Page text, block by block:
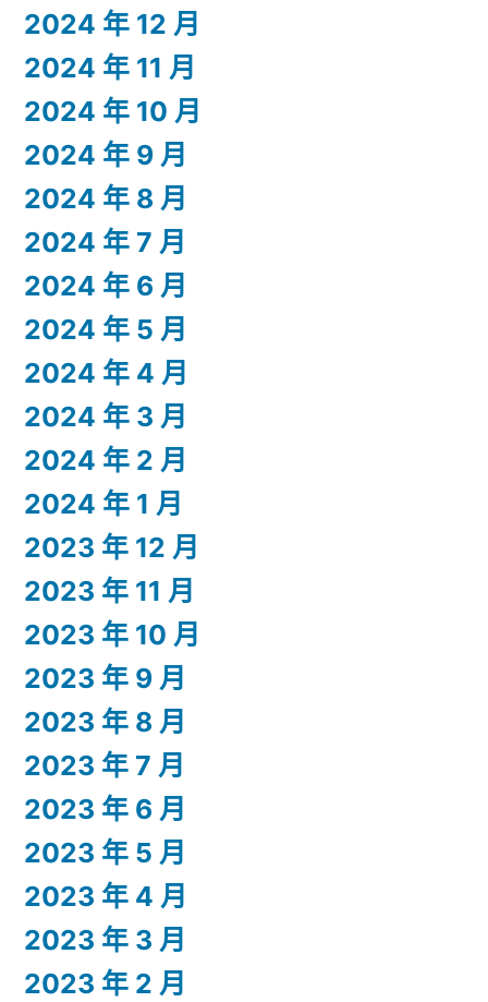
2024 年 12 月
2024 年 11 月
2024 年 10 月
2024 年 9 月
2024 年 8 月
2024 年 7 月
2024 年 6 月
2024 年 5 月
2024 年 4 月
2024 年 3 月
2024 年 2 月
2024 年 1 月
2023 年 12 月
2023 年 11 月
2023 年 10 月
2023 年 9 月
2023 年 8 月
2023 年 7 月
2023 年 6 月
2023 年 5 月
2023 年 4 月
2023 年 3 月
2023 年 2 月